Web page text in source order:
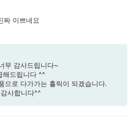
짜 이쁘네요
무 감사드립니다~
해드립니다 ^^
으로 다가가는 홀릭이 되겠습니다.
사합니다^^